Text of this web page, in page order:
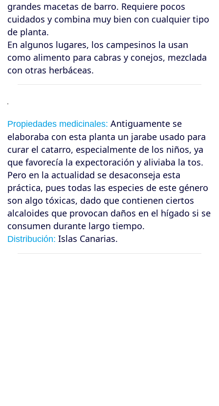
grandes macetas de barro. Requiere pocos
cuidados y combina muy bien con cualquier tipo
de planta.
En algunos lugares, los campesinos la usan
como alimento para cabras y conejos, mezclada
con otras herbáceas.
Propiedades medicinales: Antiguamente se
elaboraba con esta planta un jarabe usado para
curar el catarro, especialmente de los niños, ya
que favorecía la expectoración y aliviaba la tos.
Pero en la actualidad se desaconseja esta
práctica, pues todas las especies de este género
son algo tóxicas, dado que contienen ciertos
alcaloides que provocan daños en el hígado si se
consumen durante largo tiempo.
Distribución: Islas Canarias.